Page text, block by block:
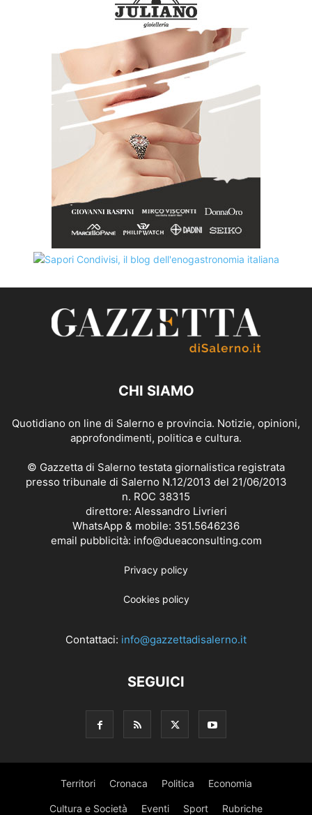
CHI SIAMO
Quotidiano on line di Salerno e provincia. Notizie, opinioni,
approfondimenti, politica e cultura.
© Gazzetta di Salerno testata giornalistica registrata
presso tribunale di Salerno N.12/2013 del 21/06/2013
n. ROC 38315
direttore: Alessandro Livrieri
WhatsApp & mobile: 351.5646236
email pubblicità: info@dueaconsulting.com
Privacy policy
Cookies policy
Contattaci: info@gazzettadisalerno.it
SEGUICI
Territori Cronaca Politica Economia
Cultura e Società Eventi Sport Rubriche